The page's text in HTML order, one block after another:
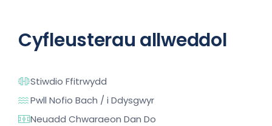
Cyfleusterau allweddol
Stiwdio Ffitrwydd
Pwll Nofio Bach / i Ddysgwyr
Neuadd Chwaraeon Dan Do